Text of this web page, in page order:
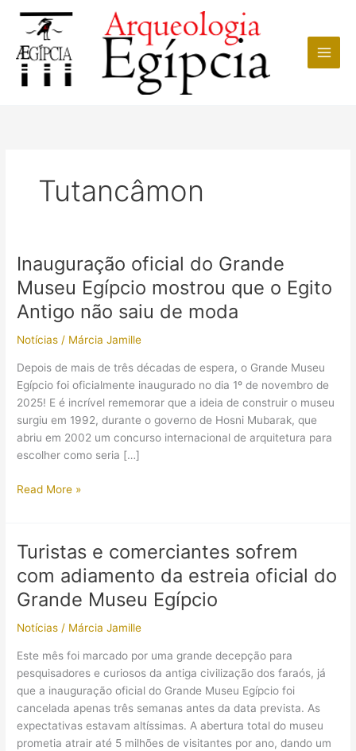
conteúdo
Tutancâmon
Inauguração oficial do Grande
Museu Egípcio mostrou que o Egito
Antigo não saiu de moda
Notícias / Márcia Jamille
Depois de mais de três décadas de espera, o Grande Museu
Egípcio foi oficialmente inaugurado no dia 1º de novembro de
2025! E é incrível rememorar que a ideia de construir o museu
surgiu em 1992, durante o governo de Hosni Mubarak, que
abriu em 2002 um concurso internacional de arquitetura para
escolher como seria […]
Inauguração
Museu
Egípcio
mostrou
que
o
Antigo
não
saiu
de
moda
Read More »
Turistas e comerciantes sofrem
com adiamento da estreia oficial do
Grande Museu Egípcio
Notícias / Márcia Jamille
Este mês foi marcado por uma grande decepção para
pesquisadores e curiosos da antiga civilização dos faraós, já
que a inauguração oficial do Grande Museu Egípcio foi
cancelada apenas três semanas antes da data prevista. As
expectativas estavam altíssimas. A abertura total do museu
prometia atrair até 5 milhões de visitantes por ano, dando um